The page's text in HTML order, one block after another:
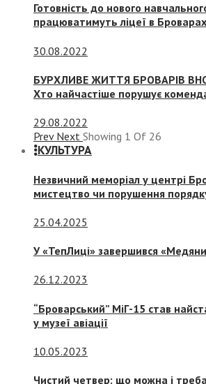
Готовність до нового
працюватимуть ліцеї в
30.08.2022
БУРХЛИВЕ ЖИТТЯ БРОВАРІВ
Хто найчастіше порушує
29.08.2022
Prev Next Showing 1 Of 26
КУЛЬТУРА
Незвичний меморіал у центрі
мистецтво чи порушення
25.04.2025
У «ТепЛиці» завершився
26.12.2023
“Броварський” МіГ-15 став
у музеї авіації
10.05.2023
Чистий четвер: що можна і